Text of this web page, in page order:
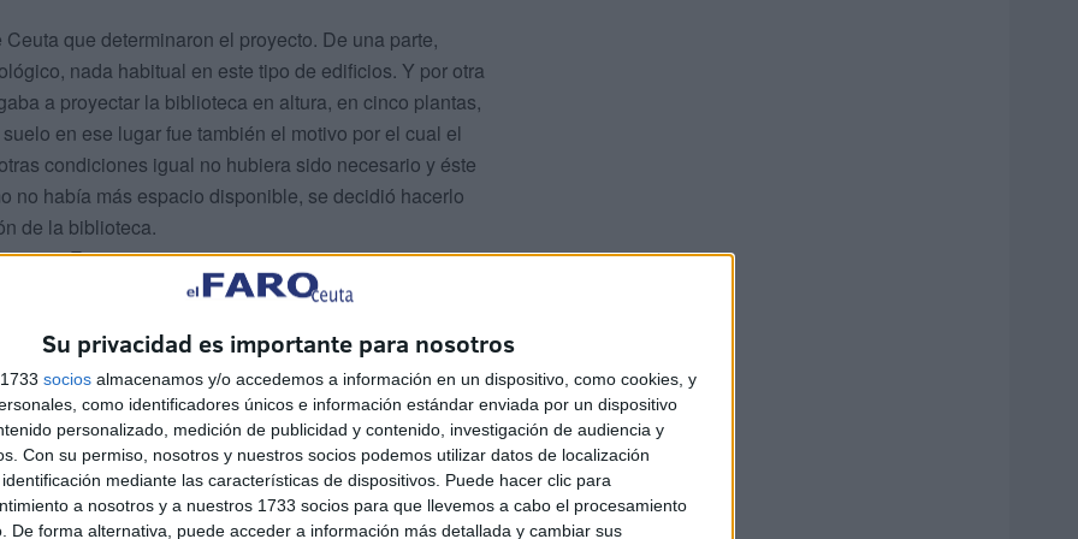
Su privacidad es importante para nosotros
socios almacenamos y/o accedemos a información en un dispositivo, como cookies, y
como identificadores únicos e información estándar enviada por un dispositivo
personalizado, medición de publicidad y contenido, investigación de audiencia y
Con su permiso, nosotros y nuestros socios podemos utilizar datos de localización
mediante las características de dispositivos. Puede hacer clic para
a nosotros y a nuestros 1733 socios para que llevemos a cabo el procesamiento
De forma alternativa, puede acceder a información más detallada y cambiar sus
que determinaron el proyecto. De una parte,
nada habitual en este tipo de edificios. Y por otra
a proyectar la biblioteca en altura, en cinco plantas,
en ese lugar fue también el motivo por el cual el
condiciones igual no hubiera sido necesario y éste
no había más espacio disponible, se decidió hacerlo
de la biblioteca.
en España...
incorporan yacimientos pero en esos casos lo que
de Cultura, es relegarlo a un semisótano, reduciendo
tienen interés en conocerlo, o investigadores que
del pasado. En el caso de Ceuta la apuesta fue otra:
central de la Biblioteca.
le suele colocar a la Biblioteca para referirse a ella?
contemporánea. Lo es porque se trata de una
a nada, sino ser de su momento. Es un edifico